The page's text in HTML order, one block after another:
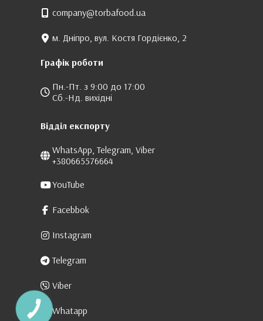
company@torbafood.ua
м. Дніпро, вул. Костя Гордієнко, 2
Графік роботи
Пн.-Пт. з 9:00 до 17:00
Сб.-Нд. вихідні
Відділ експорту
WhatsApp, Telegram, Viber
+380665576664
YouTube
Facebbok
Instagram
Telegram
Viber
Whatapp
КНОПКА
ЗВ'ЯЗКУ